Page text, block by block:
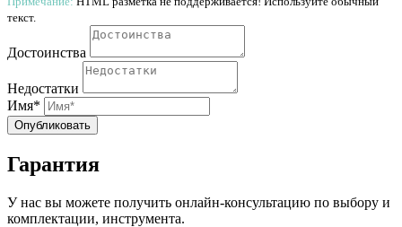
текст.
Достоинства
Недостатки
Имя*
Опубликовать
Гарантия
У нас вы можете получить онлайн-консультацию по выбору и
комплектации, инструмента.